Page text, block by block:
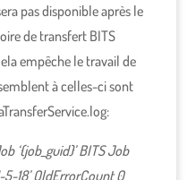
pas disponible après le
de transfert BITS
empêche le travail de
à celles-ci sont
‘{job_guid}’ BITS Job
5-18’ OldErrorCount 0